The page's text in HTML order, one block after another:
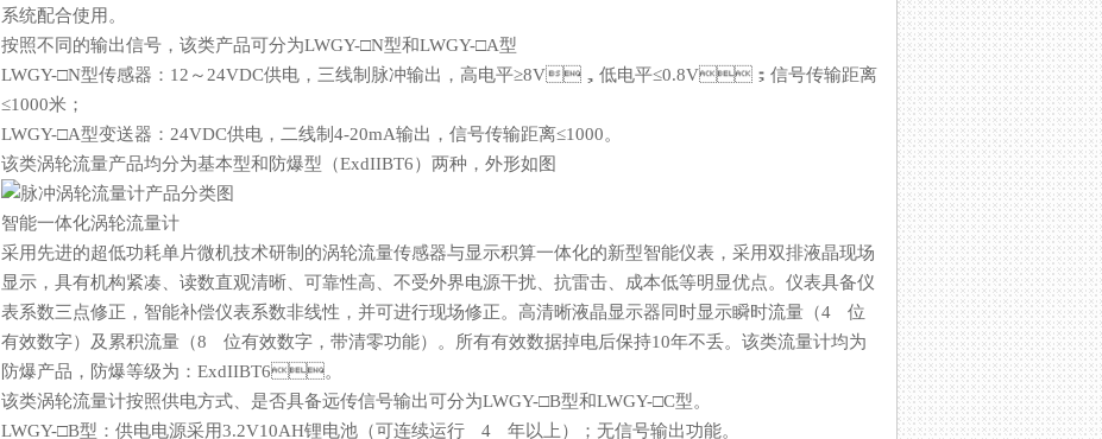
系统配合使用。
按照不同的输出信号，该类产品可分为LWGY-□N型和LWGY-□A型
LWGY-□N型传感器：12～24VDC供电，三线制脉冲输出，高电平≥8V，低电平≤0.8V；信号传输距离
≤1000米；
LWGY-□A型变送器：24VDC供电，二线制4-20mA输出，信号传输距离≤1000。
该类涡轮流量产品均分为基本型和防爆型（ExdIIBT6）两种，外形如图
智能一体化涡轮流量计
采用先进的超低功耗单片微机技术研制的涡轮流量传感器与显示积算一体化的新型智能仪表，采用双排液晶现场
显示，具有机构紧凑、读数直观清晰、可靠性高、不受外界电源干扰、抗雷击、成本低等明显优点。仪表具备仪
表系数三点修正，智能补偿仪表系数非线性，并可进行现场修正。高清晰液晶显示器同时显示瞬时流量（4 位
有效数字）及累积流量（8 位有效数字，带清零功能）。所有有效数据掉电后保持10年不丢。该类流量计均为
防爆产品，防爆等级为：ExdIIBT6。
该类涡轮流量计按照供电方式、是否具备远传信号输出可分为LWGY-□B型和LWGY-□C型。
LWGY-□B型：供电电源采用3.2V10AH锂电池（可连续运行 4 年以上）；无信号输出功能。